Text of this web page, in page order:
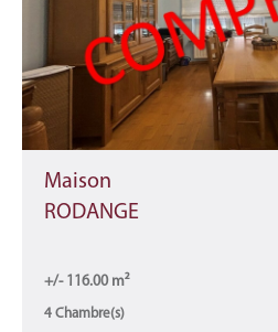
Maison
RODANGE
+/- 116.00 m²
4 Chambre(s)